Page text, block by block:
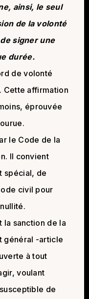
ainsi, le seul
de la volonté
signer une
durée.
de volonté
Cette affirmation
éprouvée
le Code de la
Il convient
spécial, de
civil pour
la sanction de la
général -article
à tout
voulant
de